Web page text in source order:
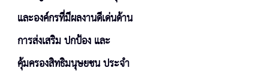
และองค์กรที่มีผลงานดีเด่นด้าน
การส่งเสริม ปกป้อง และ
คุ้มครองสิทธิมนุษยชน ประจำ